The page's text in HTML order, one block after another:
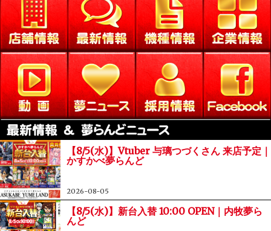
2026-08-05
【8/5(水)】Vtuber 与璃つづくさん 来店予定｜
かすかべ夢らんど
【8/5(水)】新台入替 10:00 OPEN｜内牧夢ら
んど